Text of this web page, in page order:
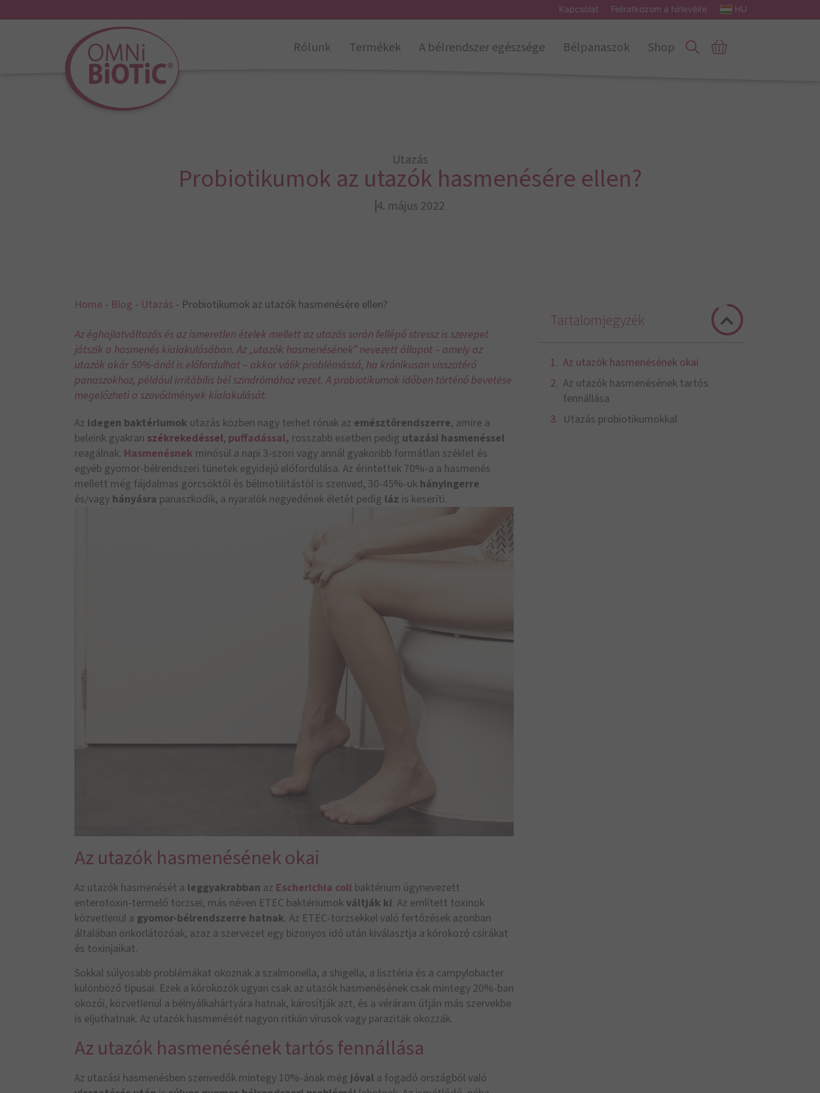
Kapcsolat Feliratkozom a hírlevélre HU
Rólunk Termékek A bélrendszer egészsége Bélpanaszok Shop
Utazás
Probiotikumok az utazók hasmenésére ellen?
4. május 2022
Home - Blog - Utazás - Probiotikumok az utazók hasmenésére ellen?
Az éghajlatváltozás és az ismeretlen ételek mellett az utazás során fellépő stressz is szerepet
játszik a hasmenés kialakulásában. Az „utazók hasmenésének” nevezett állapot – amely az
utazók akár 50%-ánál is előfordulhat – akkor válik problémássá, ha krónikusan visszatérő
panaszokhoz, például irritábilis bél szindrómához vezet. A probiotikumok időben történő bevetése
megelőzheti a szövődmények kialakulását.
Az idegen baktériumok utazás közben nagy terhet rónak az emésztőrendszerre, amire a
beleink gyakran székrekedéssel, puffadással, rosszabb esetben pedig utazási hasmenéssel
reagálnak. Hasmenésnek minősül a napi 3-szori vagy annál gyakoribb formátlan széklet és
egyéb gyomor-bélrendszeri tünetek egyidejű előfordulása. Az érintettek 70%-a a hasmenés
mellett még fájdalmas görcsöktől és bélmotilitástól is szenved, 30-45%-uk hányingerre
és/vagy hányásra panaszkodik, a nyaralók negyedének életét pedig láz is keseríti.
Az utazók hasmenésének okai
Az utazók hasmenését a leggyakrabban az Escherichia coli baktérium úgynevezett
enterotoxin-termelő törzsei, más néven ETEC baktériumok váltják ki. Az említett toxinok
közvetlenül a gyomor-bélrendszerre hatnak. Az ETEC-törzsekkel való fertőzések azonban
általában önkorlátozóak, azaz a szervezet egy bizonyos idő után kiválasztja a kórokozó csírákat
és toxinjaikat.
Sokkal súlyosabb problémákat okoznak a szalmonella, a shigella, a lisztéria és a campylobacter
különböző típusai. Ezek a kórokozók ugyan csak az utazók hasmenésének csak mintegy 20%-ban
okozói, közvetlenül a bélnyálkahártyára hatnak, károsítják azt, és a véráram útján más szervekbe
is eljuthatnak. Az utazók hasmenését nagyon ritkán vírusok vagy paraziták okozzák.
Az utazók hasmenésének tartós fennállása
Az utazási hasmenésben szenvedők mintegy 10%-ának még jóval a fogadó országból való
Tartalomjegyzék
Az utazók hasmenésének okai
Az utazók hasmenésének tartós
fennállása
Utazás probiotikumokkal